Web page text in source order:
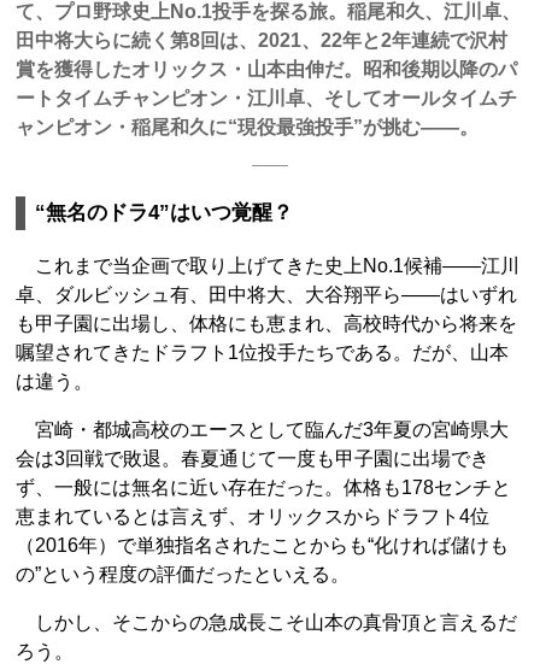
て、プロ野球史上No.1投手を探る旅。稲尾和久、江川卓、
田中将大らに続く第8回は、2021、22年と2年連続で沢村
賞を獲得したオリックス・山本由伸だ。昭和後期以降のパ
ートタイムチャンピオン・江川卓、そしてオールタイムチ
ャンピオン・稲尾和久に“現役最強投手”が挑む――。
“無名のドラ4”はいつ覚醒？
これまで当企画で取り上げてきた史上No.1候補――江川
卓、ダルビッシュ有、田中将大、大谷翔平ら――はいずれ
も甲子園に出場し、体格にも恵まれ、高校時代から将来を
嘱望されてきたドラフト1位投手たちである。だが、山本
は違う。
宮崎・都城高校のエースとして臨んだ3年夏の宮崎県大
会は3回戦で敗退。春夏通じて一度も甲子園に出場でき
ず、一般には無名に近い存在だった。体格も178センチと
恵まれているとは言えず、オリックスからドラフト4位
（2016年）で単独指名されたことからも“化ければ儲けも
の”という程度の評価だったといえる。
しかし、そこからの急成長こそ山本の真骨頂と言えるだ
ろう。